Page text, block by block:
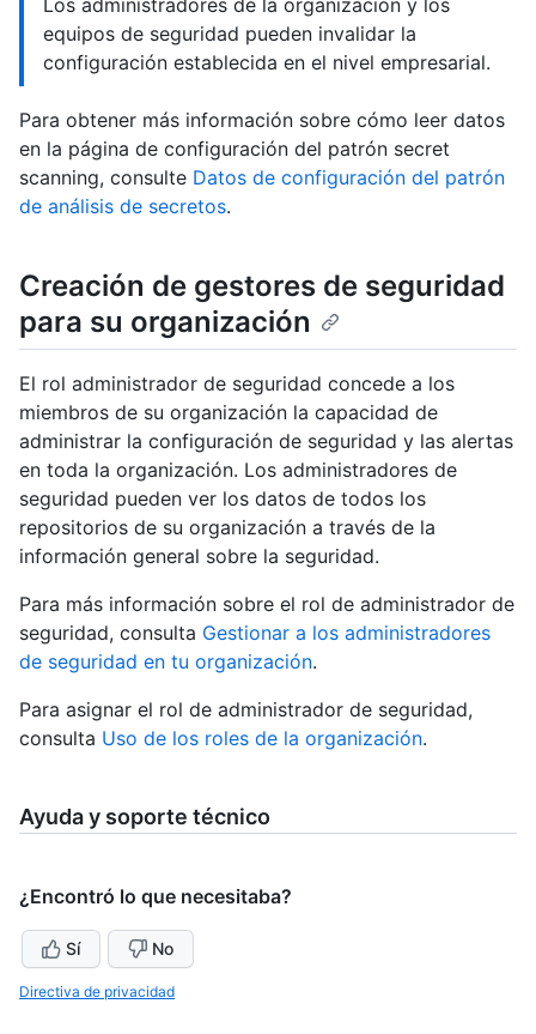
Los administradores de la organización y los
equipos de seguridad pueden invalidar la
configuración establecida en el nivel empresarial.
Para obtener más información sobre cómo leer datos
en la página de configuración del patrón secret
scanning, consulte Datos de configuración del patrón
de análisis de secretos.
Creación de gestores de seguridad
para su organización
El rol administrador de seguridad concede a los
miembros de su organización la capacidad de
administrar la configuración de seguridad y las alertas
en toda la organización. Los administradores de
seguridad pueden ver los datos de todos los
repositorios de su organización a través de la
información general sobre la seguridad.
Para más información sobre el rol de administrador de
seguridad, consulta Gestionar a los administradores
de seguridad en tu organización.
Para asignar el rol de administrador de seguridad,
consulta Uso de los roles de la organización.
Ayuda y soporte técnico
¿Encontró lo que necesitaba?
Sí No
Directiva de privacidad